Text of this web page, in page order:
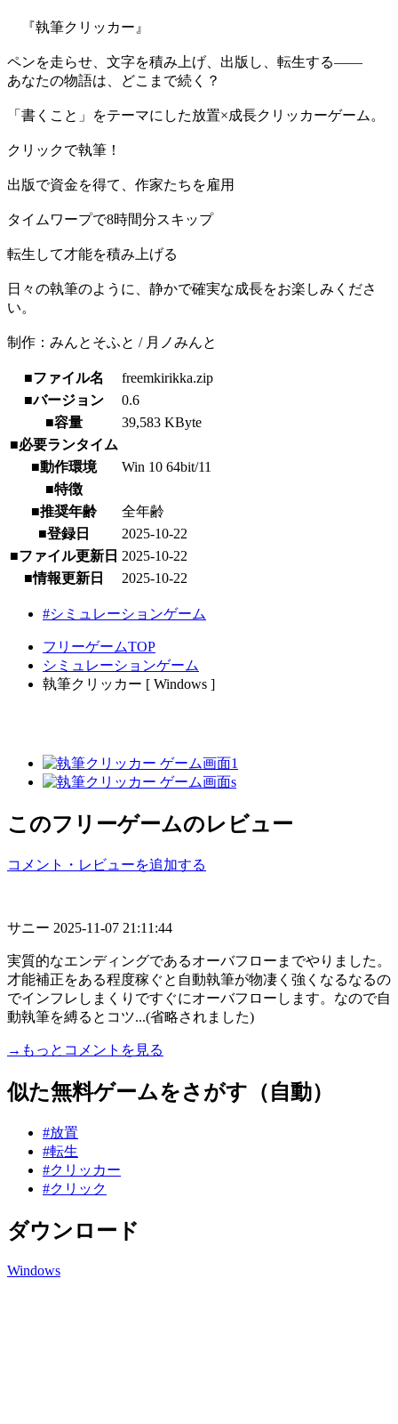
『執筆クリッカー』
ペンを走らせ、文字を積み上げ、出版し、転生する——
あなたの物語は、どこまで続く？
「書くこと」をテーマにした放置×成長クリッカーゲーム。
クリックで執筆！
出版で資金を得て、作家たちを雇用
タイムワープで8時間分スキップ
転生して才能を積み上げる
日々の執筆のように、静かで確実な成長をお楽しみくださ
い。
制作：みんとそふと / 月ノみんと
■ファイル名
freemkirikka.zip
■バージョン
0.6
■容量
39,583 KByte
■必要ランタイム
■動作環境
Win 10 64bit/11
■特徴
■推奨年齢
全年齢
■登録日
2025-10-22
■ファイル更新日 2025-10-22
■情報更新日
2025-10-22
#シミュレーションゲーム
フリーゲームTOP
シミュレーションゲーム
執筆クリッカー [ Windows ]
このフリーゲームのレビュー
コメント・レビューを追加する
サニー 2025-11-07 21:11:44
実質的なエンディングであるオーバフローまでやりました。
才能補正をある程度稼ぐと自動執筆が物凄く強くなるなるの
でインフレしまくりですぐにオーバフローします。なので自
動執筆を縛るとコツ...(省略されました)
→もっとコメントを見る
似た無料ゲームをさがす（自動）
#放置
#転生
#クリッカー
#クリック
ダウンロード
Windows